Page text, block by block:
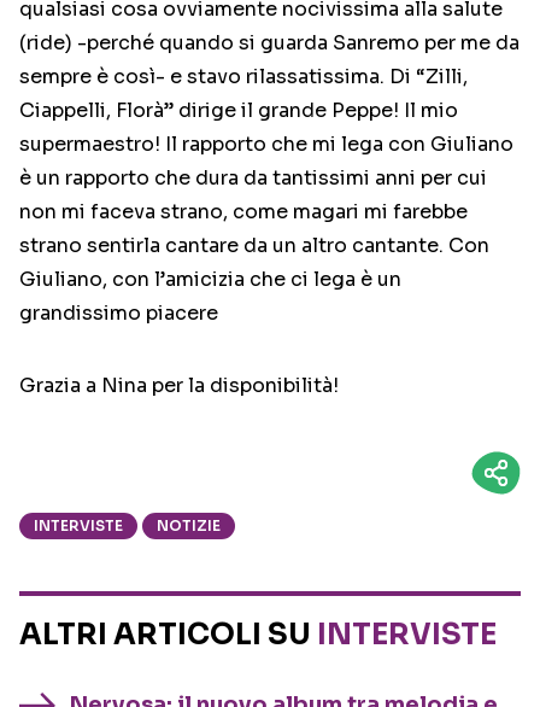
qualsiasi cosa ovviamente nocivissima alla salute
(ride) -perché quando si guarda Sanremo per me da
sempre è così- e stavo rilassatissima. Di “Zilli,
Ciappelli, Florà” dirige il grande Peppe! Il mio
supermaestro! Il rapporto che mi lega con Giuliano
è un rapporto che dura da tantissimi anni per cui
non mi faceva strano, come magari mi farebbe
strano sentirla cantare da un altro cantante. Con
Giuliano, con l’amicizia che ci lega è un
grandissimo piacere
Grazia a Nina per la disponibilità!
INTERVISTE NOTIZIE
ALTRI ARTICOLI SU INTERVISTE